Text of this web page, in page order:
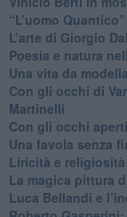
“L’uomo
​L’arte di Giorgio
Poesia e natura
Una vita da
​Con gli occhi di
Martinelli
​Con gli occhi
Una favola senza
Liricità e
La magica pittura
Luca Bellandi e